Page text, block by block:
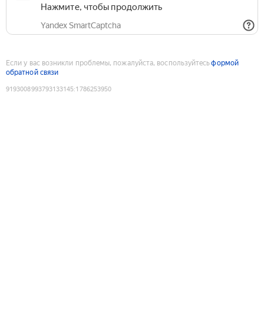
Нажмите, чтобы продолжить
Yandex SmartCaptcha
Если у вас возникли проблемы, пожалуйста, воспользуйтесьформой
обратной связи
9193008993793133145:1786253950